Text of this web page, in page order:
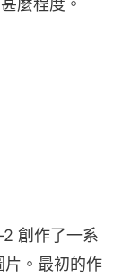
麼程度。
創作了一系
片。最初的作